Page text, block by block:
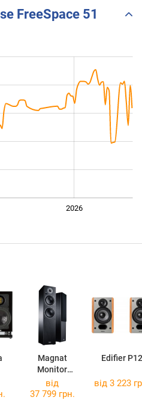
FreeSpace 51
2026
Magnat
Monitor
Reference 5A
Edifier P12
від
37 799 грн.
від 3 223